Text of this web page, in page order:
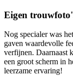
Eigen
Nog specialer was
gaven waardevolle
verfijnen. Daarnaast
een groot scherm in
leerzame ervaring!